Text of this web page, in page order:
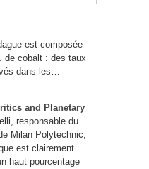
est composée
de cobalt : des taux
dans les…
and Planetary
responsable du
Milan Polytechnic,
est clairement
haut pourcentage